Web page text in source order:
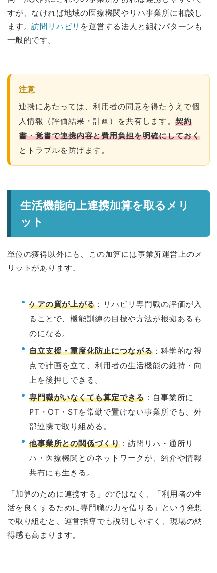
すが、なければ地域の医療機関やリハ事業所に相談し
ます。訪問リハビリ を運営する法人と組むパターンも
一般的です。
注意
連携にあたっては、利用者の同意を得たうえで個
人情報（評価結果・計画）を共有します。 契約
書・覚書で連携内容と費用負担を明確にしておく
とトラブルを防げます。
生活機能向上連携加算を取るメリ
ット
単位の獲得以外にも、この加算には事業所運営上のメ
リットがあります。
ケアの質が上がる ：リハビリ専門職の評価が入
ることで、機能訓練の目標や方法が根拠あるも
のになる。
自立支援・重度化防止につながる ：科学的な視
点で計画を立て、利用者の生活機能の維持・向
上を後押しできる。
専門職がいなくても算定できる ：自事業所に
PT・OT・STを常勤で置けない事業所でも、外
部連携で取り組める。
他事業所との関係づくり ：訪問リハ・通所リ
ハ・医療機関とのネットワークが、紹介や情報
共有にも生きる。
「加算のために連携する」のではなく、「利用者の生
活を良くするために専門職の力を借りる」という発想
で取り組むと、運営指導でも説明しやすく、現場の納
得感も高まります。